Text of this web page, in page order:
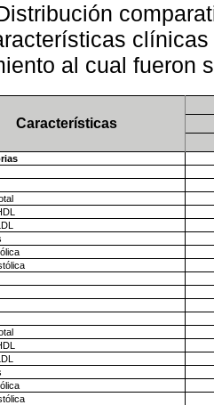
al cual fueron
Características